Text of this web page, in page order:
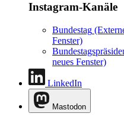
Instagram-Kanäle
Bundestag
Fenster)
neues Fenster)
LinkedIn
Mastodon